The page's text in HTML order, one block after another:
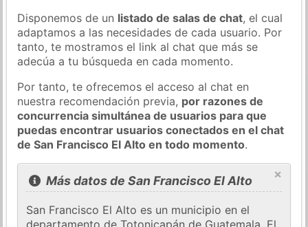
Disponemos de un listado de salas de chat, el cual
adaptamos a las necesidades de cada usuario. Por
tanto, te mostramos el link al chat que más se
adecúa a tu búsqueda en cada momento.
Por tanto, te ofrecemos el acceso al chat en
nuestra recomendación previa, por razones de
concurrencia simultánea de usuarios para que
puedas encontrar usuarios conectados en el chat
de San Francisco El Alto en todo momento.
×
Más datos de San Francisco El Alto
San Francisco El Alto es un municipio en el